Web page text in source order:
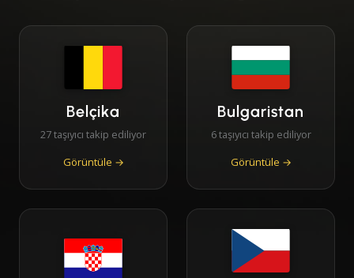
Belçika
27 taşıyıcı takip ediliyor
Görüntüle →
Bulgaristan
6 taşıyıcı takip ediliyor
Görüntüle →